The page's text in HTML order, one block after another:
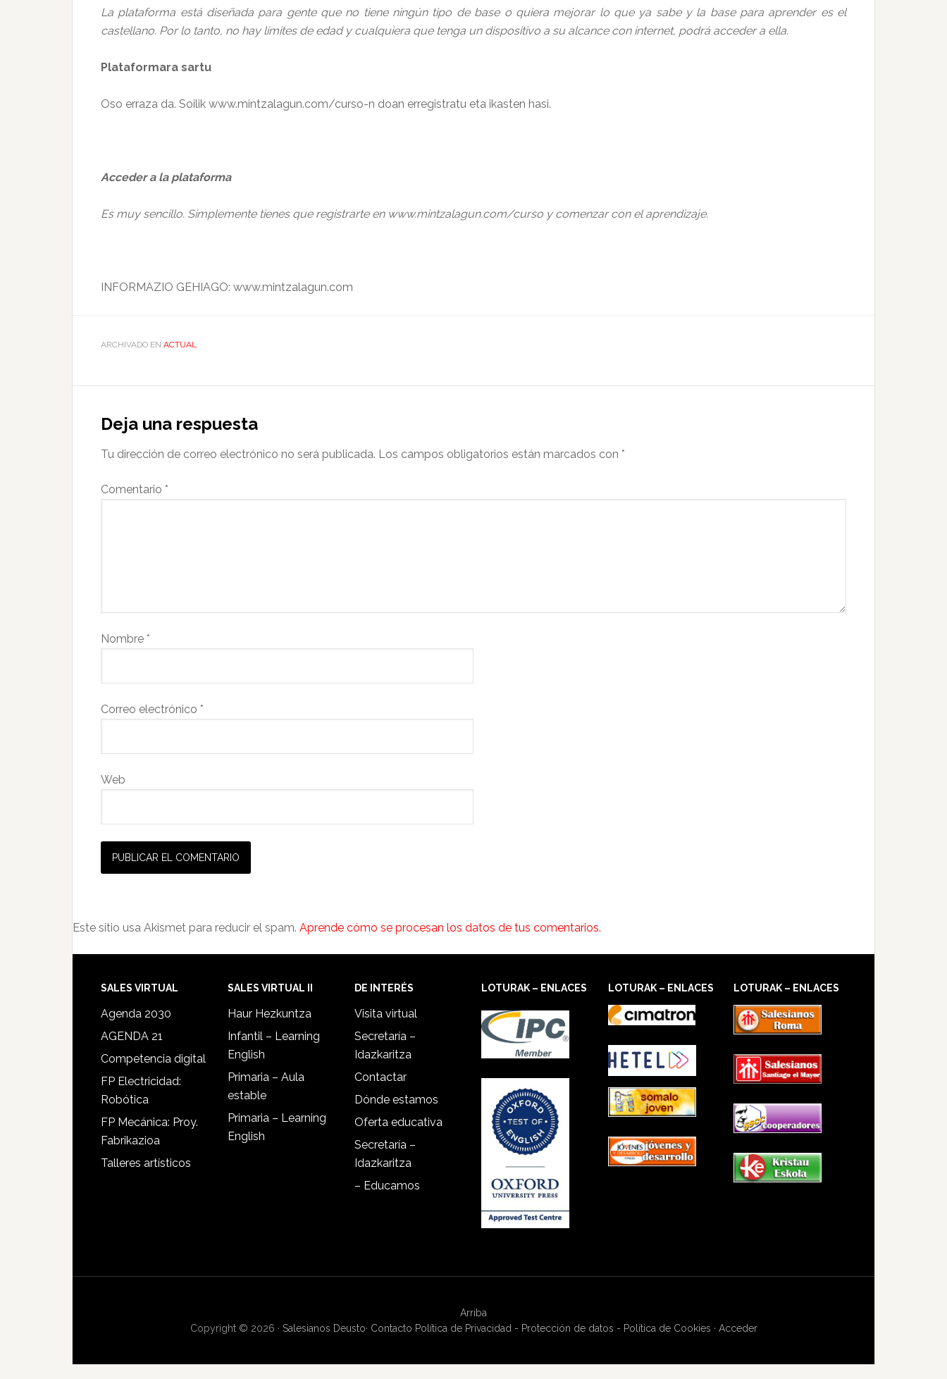
La plataforma está diseñada para gente que no tiene ningún tipo de base o quiera mejorar lo que ya sabe y la base para aprender es el
castellano. Por lo tanto, no hay límites de edad y cualquiera que tenga un dispositivo a su alcance con internet, podrá acceder a ella.
Plataformara sartu
Oso erraza da. Soilik www.mintzalagun.com/curso-n doan erregistratu eta ikasten hasi.
Acceder a la plataforma
Es muy sencillo. Simplemente tienes que registrarte en www.mintzalagun.com/curso y comenzar con el aprendizaje.
INFORMAZIO GEHIAGO: www.mintzalagun.com
ARCHIVADO EN:ACTUAL
Deja una respuesta
Tu dirección de correo electrónico no será publicada. Los campos obligatorios están marcados con *
Comentario *
Nombre *
Correo electrónico *
Web
Este sitio usa Akismet para reducir el spam. Aprende cómo se procesan los datos de tus comentarios.
SALES VIRTUAL
Agenda 2030
AGENDA 21
Competencia digital
FP Electricidad:
Robótica
FP Mecánica: Proy.
Fabrikazioa
Talleres artísticos
SALES VIRTUAL II
Haur Hezkuntza
Infantil – Learning
English
Primaria – Aula
estable
Primaria – Learning
English
DE INTERÉS
Visita virtual
Secretaría –
Idazkaritza
Contactar
Dónde estamos
Oferta educativa
Secretaría –
Idazkaritza
– Educamos
LOTURAK – ENLACES LOTURAK – ENLACES LOTURAK – ENLACES
Arriba
Copyright © 2026 · Salesianos Deusto· Contacto Política de Privacidad - Protección de datos - Política de Cookies · Acceder